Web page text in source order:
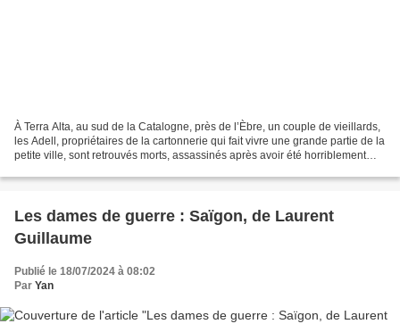
À Terra Alta, au sud de la Catalogne, près de l’Èbre, un couple de vieillards,
les Adell, propriétaires de la cartonnerie qui fait vivre une grande partie de la
petite ville, sont retrouvés morts, assassinés après avoir été horriblement
Les dames de guerre : Saïgon, de Laurent
Guillaume
Publié le 18/07/2024 à 08:02
Par Yan